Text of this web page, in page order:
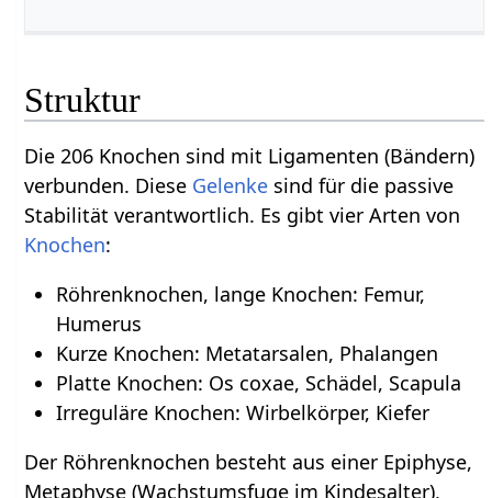
Struktur
Die 206 Knochen sind mit Ligamenten (Bändern)
verbunden. Diese Gelenke sind für die passive
Stabilität verantwortlich. Es gibt vier Arten von
Knochen:
Röhrenknochen, lange Knochen: Femur,
Humerus
Kurze Knochen: Metatarsalen, Phalangen
Platte Knochen: Os coxae, Schädel, Scapula
Irreguläre Knochen: Wirbelkörper, Kiefer
Der Röhrenknochen besteht aus einer Epiphyse,
Metaphyse (Wachstumsfuge im Kindesalter),